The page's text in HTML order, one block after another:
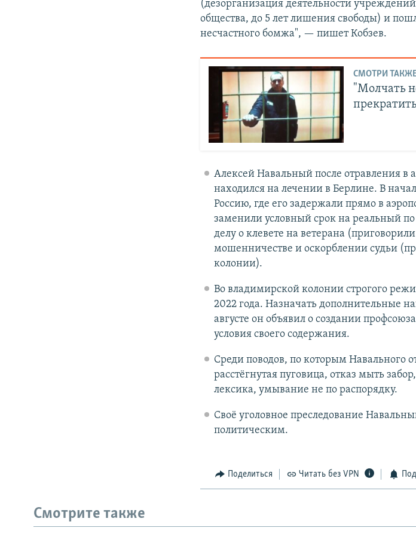
(дезорганизация деятельности
общества, до 5 лет лишения свободы) и
несчастного бомжа", — пишет Кобзев.
СМОТРИ
"Молчать
Алексей Навальный после отравления в
находился на лечении в Берлине. В
Россию, где его задержали прямо в
заменили условный срок на реальный
делу о клевете на ветерана
мошенничестве и оскорблении судьи
колонии).
Во владимирской колонии строгого
2022 года. Назначать дополнительные
августе он объявил о создании
условия своего содержания.
Среди поводов, по которым Навального
расстёгнутая пуговица, отказ мыть
лексика, умывание не по распорядку.
Своё уголовное преследование
политическим.
Поделиться Читать без VPN
Смотрите также